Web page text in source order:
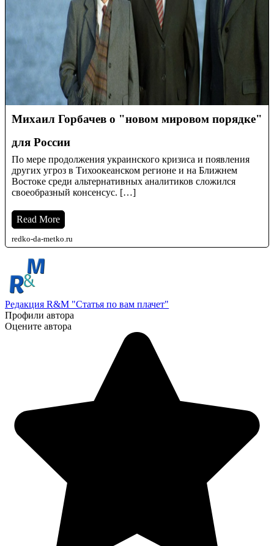
Михаил Горбачев о "новом мировом порядке"
для России
По мере продолжения украинского кризиса и появления
других угроз в Тихоокеанском регионе и на Ближнем
Востоке среди альтернативных аналитиков сложился
своеобразный консенсус. […]
Read More
redko-da-metko.ru
Редакция R&M "Статья по вам плачет"
Профили автора
Оцените автора